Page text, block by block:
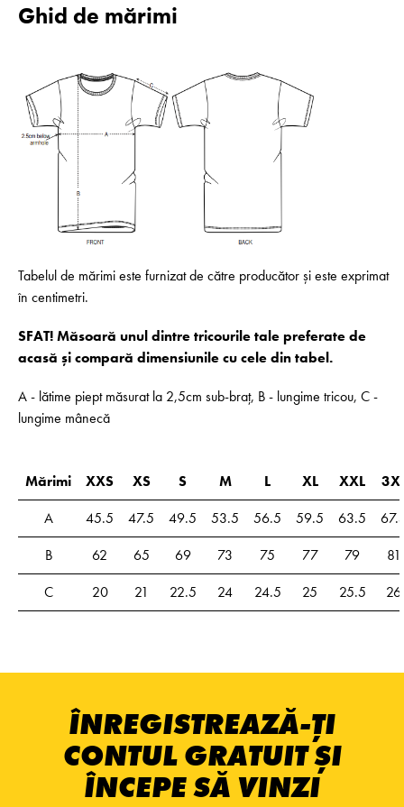
Ghid de mărimi
Tabelul de mărimi este furnizat de către producător și este exprimat
în centimetri.
SFAT! Măsoară unul dintre tricourile tale preferate de
acasă și compară dimensiunile cu cele din tabel.
A - lătime piept măsurat la 2,5cm sub-braț, B - lungime tricou, C -
lungime mânecă
Mărimi XXS XS S M L XL XXL
A
45.5 47.5 49.5 53.5 56.5 59.5 63.5
B
62 65 69 73 75 77 79
81
C
20 21 22.5 24 24.5 25 25.5 26
ÎNREGISTREAZĂ-ȚI
CONTUL GRATUIT ȘI
ÎNCEPE SĂ VINZI